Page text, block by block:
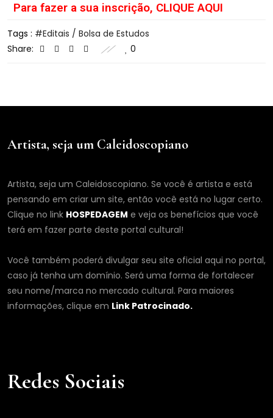
Para fazer a sua inscrição, CLIQUE AQUI
Tags :
Editais / Bolsa de Estudos
Share:
0
Artista, seja um Caleidoscopiano
Artista, seja um Caleidoscopiano. Se você é artista e está
pensando em criar um site, então você está no lugar certo.
Clique no link HOSPEDAGEM e veja os benefícios que você
terá em fazer parte deste portal cultural!
Você também poderá divulgar seu site oficial aqui no portal,
caso já tenha um domínio. Será uma forma de fortalecer
seu nome/marca no mercado cultural. Para maiores
informações, clique em Link Patrocinado.
Redes Sociais